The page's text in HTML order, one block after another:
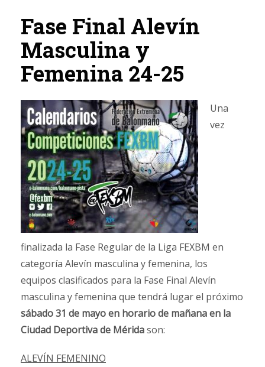
Fase Final Alevín
Masculina y
Femenina 24-25
Una
vez
finalizada la Fase Regular de la Liga FEXBM en
categoría Alevín masculina y femenina, los
equipos clasificados para la Fase Final Alevín
masculina y femenina que tendrá lugar el próximo
sábado 31 de mayo en horario de mañana en la
Ciudad Deportiva de Méridason:
ALEVÍN FEMENINO